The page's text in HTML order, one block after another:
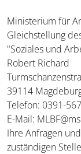
Ministerium für
Gleichstellung
"Soziales und
Robert Richard
39114
Telefon: 0391-
E-Mail:
Ihre Anfragen
zuständigen